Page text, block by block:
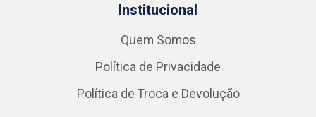
Institucional
Quem Somos
Política de Privacidade
Política de Troca e Devolução